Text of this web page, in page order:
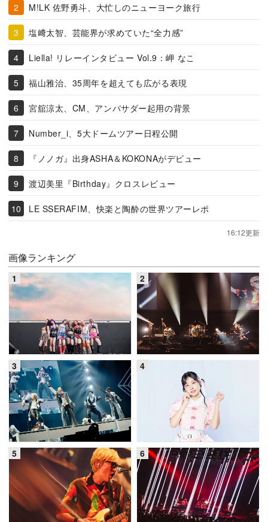
M!LK 佐野勇斗、大忙しのニューヨーク旅行
塩﨑太智、芸能界が求めていた“全力感”
Liella! リレーインタビュー Vol.9：岬 なこ
福山雅治、35周年を超えても広がる表現
宮舘涼太、CM、アンバサダー起用の背景
Number_i、5大ドームツアー日程公開
『ノノガ』出身ASHA＆KOKONAがデビュー
渡辺美里『Birthday』クロスレビュー
LE SSERAFIM、快楽と陶酔の世界ツアーレポ
16:12更新
画像ランキング